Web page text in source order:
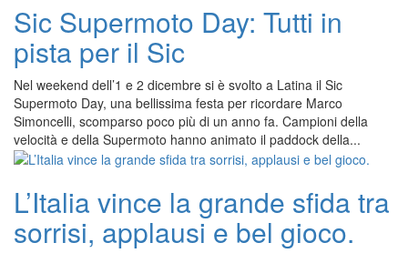
Sic Supermoto Day: Tutti in
pista per il Sic
Nel weekend dell’1 e 2 dicembre si è svolto a Latina il Sic
Supermoto Day, una bellissima festa per ricordare Marco
Simoncelli, scomparso poco più di un anno fa. Campioni della
velocità e della Supermoto hanno animato il paddock della...
L’Italia vince la grande sfida tra
sorrisi, applausi e bel gioco.